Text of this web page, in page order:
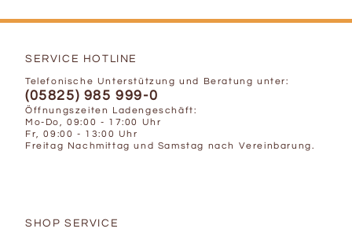
SERVICE HOTLINE
Telefonische Unterstützung und Beratung unter:
(05825) 985 999-0
Öffnungszeiten Ladengeschäft:
Mo-Do, 09:00 - 17:00 Uhr
Fr, 09:00 - 13:00 Uhr
Freitag Nachmittag und Samstag nach Vereinbarung.
SHOP SERVICE